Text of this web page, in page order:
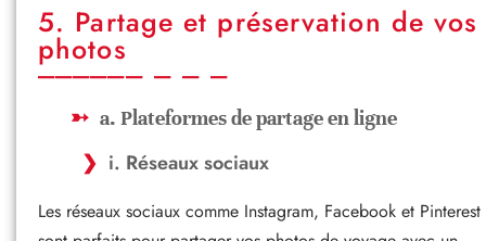
5. Partage et préservation de vos
photos
a. Plateformes de partage en ligne
i. Réseaux sociaux
Les réseaux sociaux comme Instagram, Facebook et Pinterest